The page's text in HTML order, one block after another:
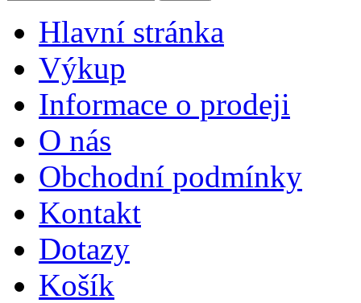
Hlavní stránka
Výkup
Informace o prodeji
O nás
Obchodní podmínky
Kontakt
Dotazy
Košík